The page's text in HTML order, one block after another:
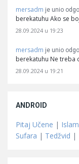
mersadm je unio
berekatuhu Ako se
28.09.2024 u 19:23
mersadm je unio
berekatuhu Ne treba
28.09.2024 u 19:21
ANDROID
Pitaj Učene |
Sufara | Tedžvid |